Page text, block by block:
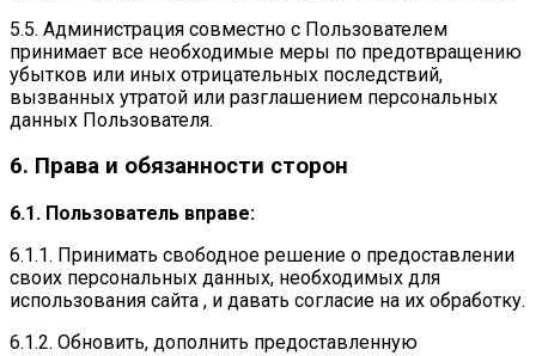
5.5. Администрация совместно с Пользователем
принимает все необходимые меры по предотвращению
убытков или иных отрицательных последствий,
вызванных утратой или разглашением персональных
данных Пользователя.
6. Права и обязанности сторон
6.1. Пользователь вправе:
6.1.1. Принимать свободное решение о предоставлении
своих персональных данных, необходимых для
использования сайта , и давать согласие на их обработку.
6.1.2. Обновить, дополнить предоставленную